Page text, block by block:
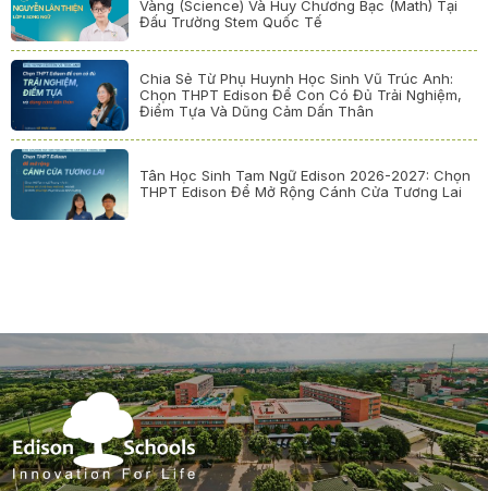
Vàng (Science) Và Huy Chương Bạc (Math) Tại
Đấu Trường Stem Quốc Tế
Chia Sẻ Từ Phụ Huynh Học Sinh Vũ Trúc Anh:
Chọn THPT Edison Để Con Có Đủ Trải Nghiệm,
Điểm Tựa Và Dũng Cảm Dấn Thân
Tân Học Sinh Tam Ngữ Edison 2026-2027: Chọn
THPT Edison Để Mở Rộng Cánh Cửa Tương Lai